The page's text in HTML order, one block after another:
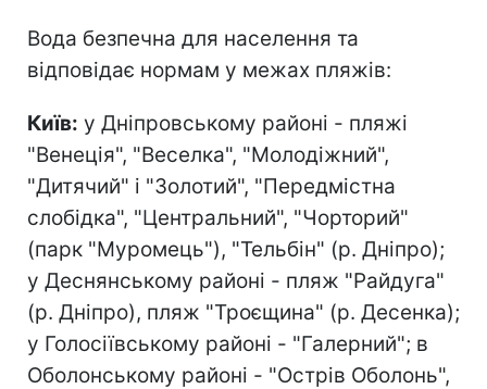
Вода безпечна для населення та
відповідає нормам у межах пляжів:
Київ: у Дніпровському районі - пляжі
"Венеція", "Веселка", "Молодіжний",
"Дитячий" і "Золотий", "Передмістна
слобідка", "Центральний", "Чорторий"
(парк "Муромець"), "Тельбін" (р. Дніпро);
у Деснянському районі - пляж "Райдуга"
(р. Дніпро), пляж "Троєщина" (р. Десенка);
у Голосіївському районі - "Галерний"; в
Оболонському районі - "Острів Оболонь",